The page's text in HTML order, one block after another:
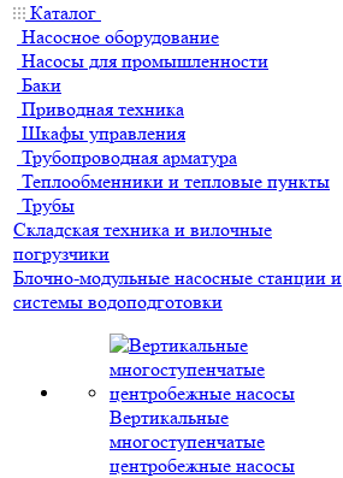
Каталог
Насосное оборудование
Насосы для промышленности
Баки
Приводная техника
Шкафы управления
Трубопроводная арматура
Теплообменники и тепловые пункты
Трубы
Складская техника и вилочные
погрузчики
Блочно-модульные насосные станции и
системы водоподготовки
Вертикальные
многоступенчатые
центробежные насосы